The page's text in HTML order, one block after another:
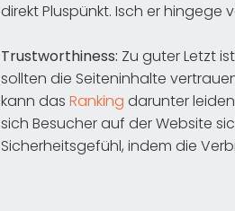
direkt Pluspünkt. Isch er hingege
Trustworthiness: Zu guter Letzt
sollten die Seiteninhalte
kann das Ranking darunter
sich Besucher auf der Website
Sicherheitsgefühl, indem die